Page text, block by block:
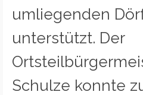
umliegenden
unterstützt. Der
Schulze konnte